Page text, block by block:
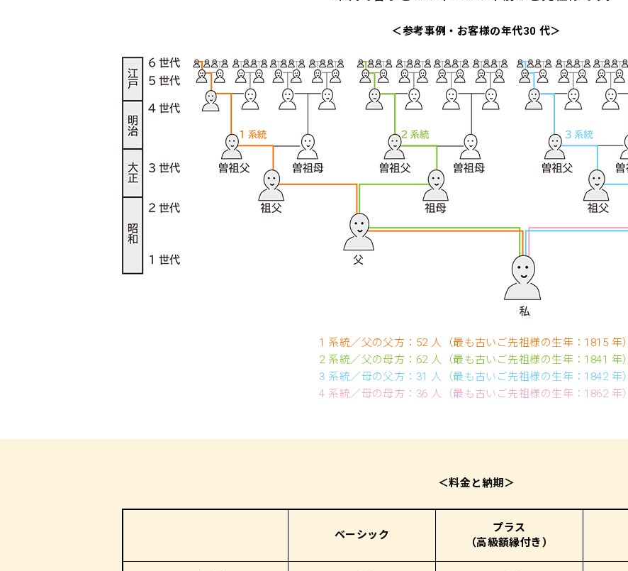
＜参考事例・お客様の年代30 代＞
1 系統／父の父方：52 人（最も古いご先祖様の生年：1815 年）
2 系統／父の母方：62 人（最も古いご先祖様の生年：1841 年）
3 系統／母の父方：31 人（最も古いご先祖様の生年：1842 年）
4 系統／母の母方：36 人（最も古いご先祖様の生年：1862 年）
＜料金と納期＞
ベーシック
プラス
（高級額縁付き）